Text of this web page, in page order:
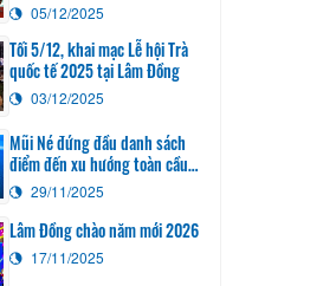
05/12/2025
Tối 5/12, khai mạc Lễ hội Trà
quốc tế 2025 tại Lâm Đồng
03/12/2025
Mũi Né đứng đầu danh sách
điểm đến xu hướng toàn cầu
năm 2026
29/11/2025
Lâm Đồng chào năm mới 2026
17/11/2025